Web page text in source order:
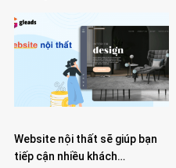
Website nội thất sẽ giúp bạn
tiếp cận nhiều khách…